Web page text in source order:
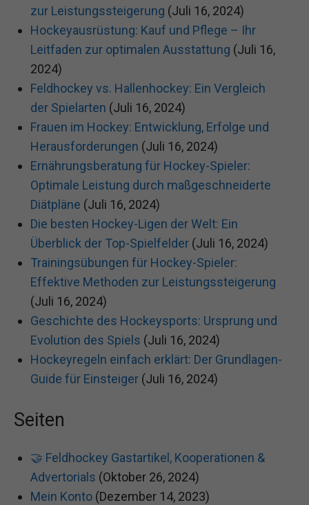
zur Leistungssteigerung (Juli 16, 2024)
Hockeyausrüstung: Kauf und Pflege – Ihr
Leitfaden zur optimalen Ausstattung (Juli 16,
2024)
Feldhockey vs. Hallenhockey: Ein Vergleich
der Spielarten (Juli 16, 2024)
Frauen im Hockey: Entwicklung, Erfolge und
Herausforderungen (Juli 16, 2024)
Ernährungsberatung für Hockey-Spieler:
Optimale Leistung durch maßgeschneiderte
Diätpläne (Juli 16, 2024)
Die besten Hockey-Ligen der Welt: Ein
Überblick der Top-Spielfelder (Juli 16, 2024)
Trainingsübungen für Hockey-Spieler:
Effektive Methoden zur Leistungssteigerung
(Juli 16, 2024)
Geschichte des Hockeysports: Ursprung und
Evolution des Spiels (Juli 16, 2024)
Hockeyregeln einfach erklärt: Der Grundlagen-
Guide für Einsteiger (Juli 16, 2024)
Seiten
🤝 Feldhockey Gastartikel, Kooperationen &
Advertorials (Oktober 26, 2024)
Mein Konto (Dezember 14, 2023)